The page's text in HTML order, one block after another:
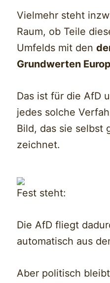
Vielmehr steht
Raum, ob Teile
Umfelds mit den
Grundwerten
Das ist für die AfD
jedes solche
Bild, das sie selbst
zeichnet.
Fest steht:
Die AfD fliegt
automatisch aus
Aber politisch